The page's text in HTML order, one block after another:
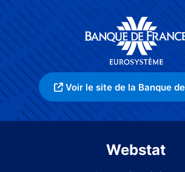
Voir le site de la Banque
Webstat